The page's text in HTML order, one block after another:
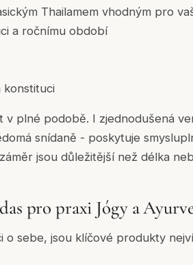
Thailamem vhodným pro
a ročnímu období
konstituci
plné podobě. I zjednodušená
snídaně - poskytuje
jsou důležitější než délka
pro praxi Jógy a
sebe, jsou klíčové produkty